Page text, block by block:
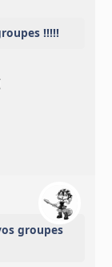
!!!!!
groupes